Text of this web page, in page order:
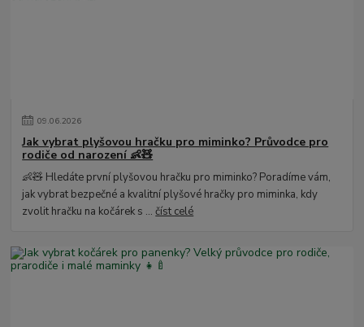
09.06.2026
Jak vybrat plyšovou hračku pro miminko? Průvodce pro
rodiče od narození 👶🧸
👶🧸 Hledáte první plyšovou hračku pro miminko? Poradíme vám,
jak vybrat bezpečné a kvalitní plyšové hračky pro miminka, kdy
zvolit hračku na kočárek s ...číst celé